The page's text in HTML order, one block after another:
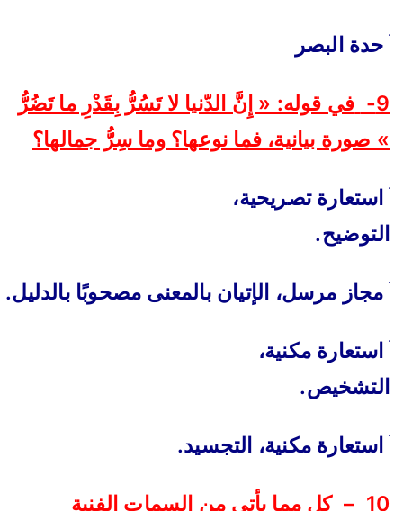
حدة البصر
9-
في قوله: « إِنَّ الدّنيا لا تَسُرُّ بِقَدْرِ ما تَضُرُّ
» صورة بيانية، فما نوعها؟ وما سِرُّ جمالها؟
استعارة تصريحية،
التوضيح.
مجاز مرسل، الإتيان بالمعنى مصحوبًا بالدليل.
استعارة مكنية،
التشخيص.
استعارة مكنية، التجسيد.
10 – كل مما يأتي من السمات الفنية